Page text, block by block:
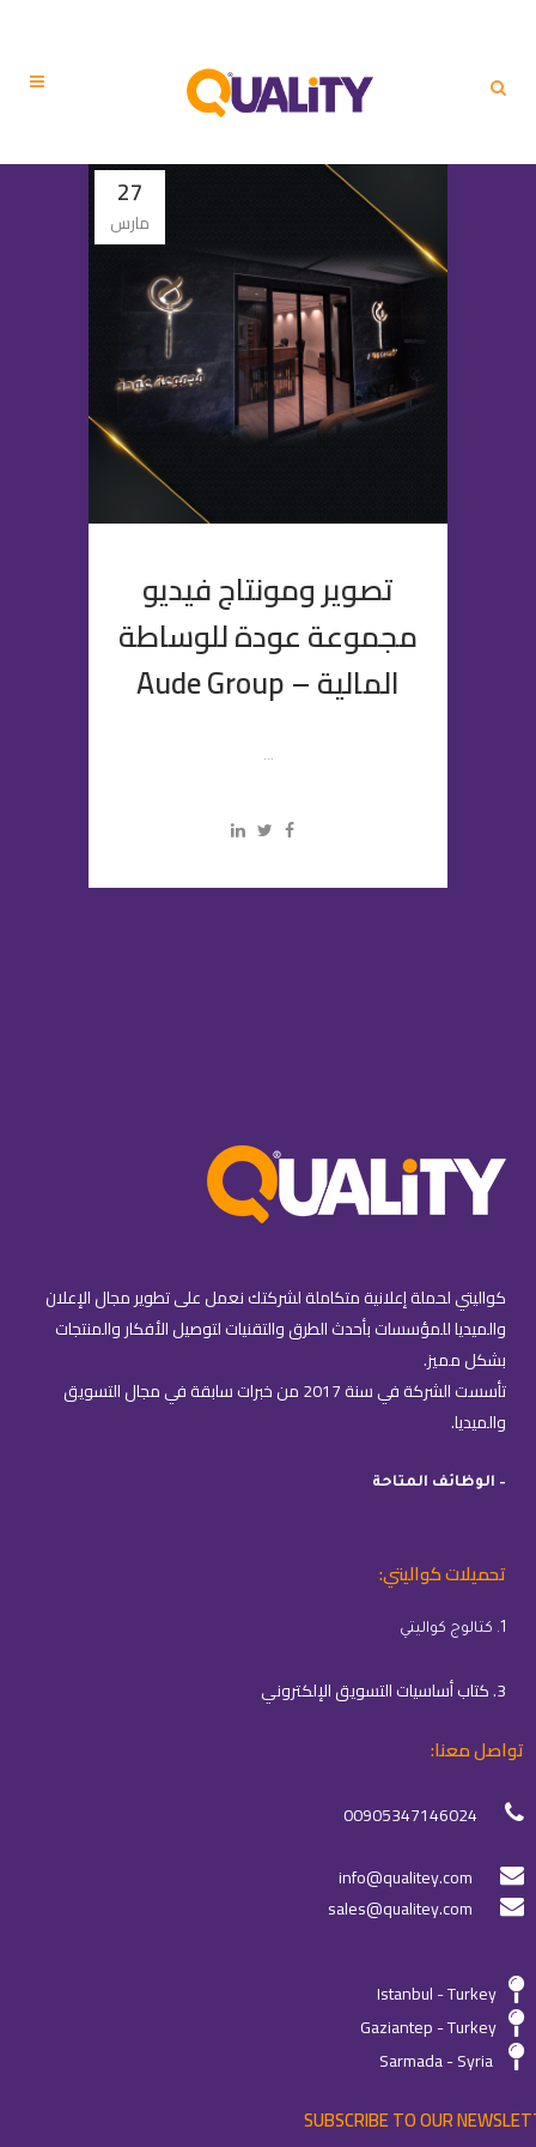
27
مارس
تصوير ومونتاج فيديو
مجموعة عودة للوساطة
المالية – Aude Group
...
كواليتي لحملة إعلانية متكاملة لشركتك نعمل على تطوير مجال الإعلان
والميديا للمؤسسات بأحدث الطرق والتقنيات لتوصيل الأفكار والمنتجات
بشكل مميز.
تأسست الشركة في سنة 2017 من خبرات سابقة في مجال التسويق
والميديا.
– الوظائف المتاحة
تحميلات كواليتي:
1. كتالوج كواليتي
3. كتاب أساسيات التسويق الإلكتروني
تواصل معنا:
00905347146024
info@qualitey.com
sales@qualitey.com
Istanbul - Turkey
Gaziantep - Turkey
Sarmada - Syria
SUBSCRIBE TO OUR